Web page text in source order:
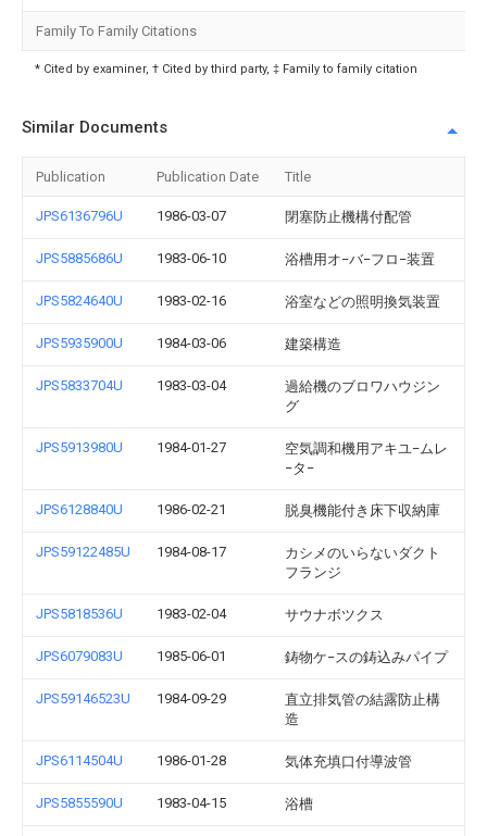
Family To Family Citations
* Cited by examiner, † Cited by third party, ‡ Family to family citation
Similar Documents
Publication Publication Date Title
JPS6136796U 1986-03-07 閉塞防止機構付配管
JPS5885686U 1983-06-10 浴槽用オ−バ−フロ−装置
JPS5824640U 1983-02-16 浴室などの照明換気装置
JPS5935900U 1984-03-06 建築構造
JPS5833704U 1983-03-04
過給機のブロワハウジン
グ
JPS5913980U 1984-01-27
空気調和機用アキユ−ムレ
−タ−
JPS6128840U 1986-02-21 脱臭機能付き床下収納庫
JPS59122485U 1984-08-17
カシメのいらないダクト
フランジ
JPS5818536U 1983-02-04 サウナボツクス
JPS6079083U 1985-06-01 鋳物ケ−スの鋳込みパイプ
JPS59146523U 1984-09-29
直立排気管の結露防止構
造
JPS6114504U 1986-01-28 気体充填口付導波管
JPS5855590U 1983-04-15 浴槽